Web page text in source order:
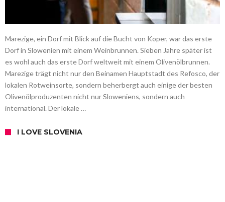
Marezige, ein Dorf mit Blick auf die Bucht von Koper, war das erste
Dorf in Slowenien mit einem Weinbrunnen. Sieben Jahre später ist
es wohl auch das erste Dorf weltweit mit einem Olivenölbrunnen.
Marezige trägt nicht nur den Beinamen Hauptstadt des Refosco, der
lokalen Rotweinsorte, sondern beherbergt auch einige der besten
Olivenölproduzenten nicht nur Sloweniens, sondern auch
international. Der lokale …
I LOVE SLOVENIA